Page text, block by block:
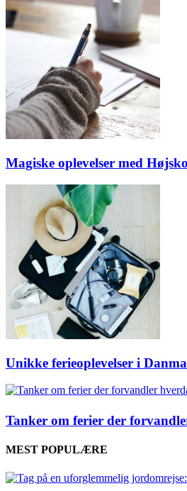
Magiske oplevelser med
Unikke ferieoplevelser i
Tanker om ferier der
MEST POPULÆRE